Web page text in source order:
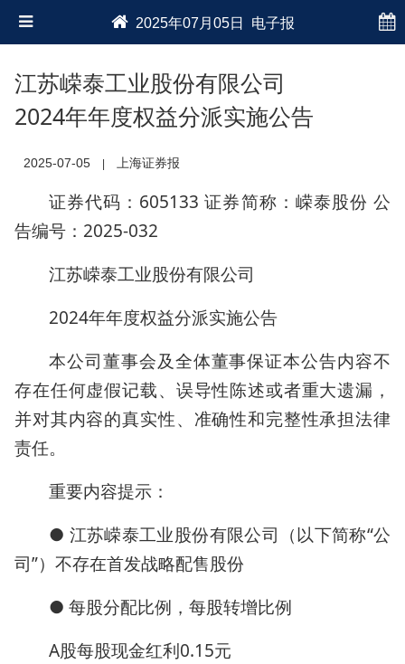
2025年07月05日 电子报
江苏嵘泰工业股份有限公司
2024年年度权益分派实施公告
2025-07-05 上海证券报
证券代码：605133 证券简称：嵘泰股份 公
告编号：2025-032
江苏嵘泰工业股份有限公司
2024年年度权益分派实施公告
本公司董事会及全体董事保证本公告内容不
存在任何虚假记载、误导性陈述或者重大遗漏，
并对其内容的真实性、准确性和完整性承担法律
责任。
重要内容提示：
● 江苏嵘泰工业股份有限公司（以下简称“公
司”）不存在首发战略配售股份
● 每股分配比例，每股转增比例
A股每股现金红利0.15元